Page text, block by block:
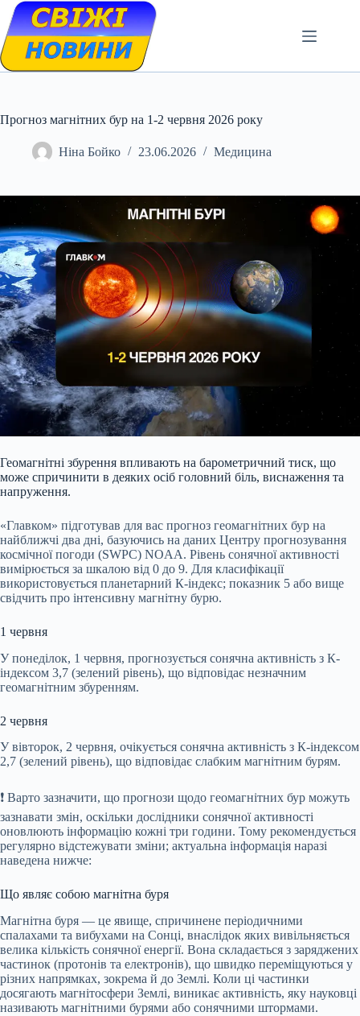
Skip
content
Прогноз магнітних бур на 1-2 червня 2026 року
Ніна Бойко 23.06.2026 Медицина
Геомагнітні збурення впливають на барометричний тиск, що
може спричинити в деяких осіб головний біль, виснаження та
напруження.
«Главком» підготував для вас прогноз геомагнітних бур на
найближчі два дні, базуючись на даних Центру прогнозування
космічної погоди (SWPC) NOAA. Рівень сонячної активності
вимірюється за шкалою від 0 до 9. Для класифікації
використовується планетарний К-індекс; показник 5 або вище
свідчить про інтенсивну магнітну бурю.
1 червня
У понеділок, 1 червня, прогнозується сонячна активність з К-
індексом 3,7 (зелений рівень), що відповідає незначним
геомагнітним збуренням.
2 червня
У вівторок, 2 червня, очікується сонячна активність з К-індексом
2,7 (зелений рівень), що відповідає слабким магнітним бурям.
❗️ Варто зазначити, що прогнози щодо геомагнітних бур можуть
зазнавати змін, оскільки дослідники сонячної активності
оновлюють інформацію кожні три години. Тому рекомендується
регулярно відстежувати зміни; актуальна інформація наразі
наведена нижче:
Що являє собою магнітна буря
Магнітна буря — це явище, спричинене періодичними
спалахами та вибухами на Сонці, внаслідок яких вивільняється
велика кількість сонячної енергії. Вона складається з заряджених
частинок (протонів та електронів), що швидко переміщуються у
різних напрямках, зокрема й до Землі. Коли ці частинки
досягають магнітосфери Землі, виникає активність, яку науковці
називають магнітними бурями або сонячними штормами.